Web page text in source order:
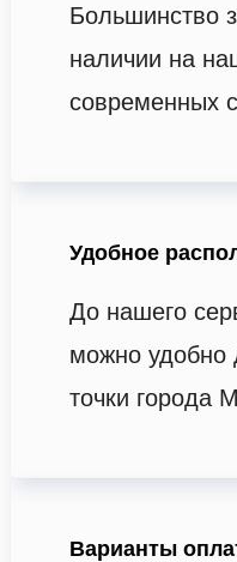
Большинство
наличии на
современных
Удобное
До нашего
можно удобно
точки города
Варианты